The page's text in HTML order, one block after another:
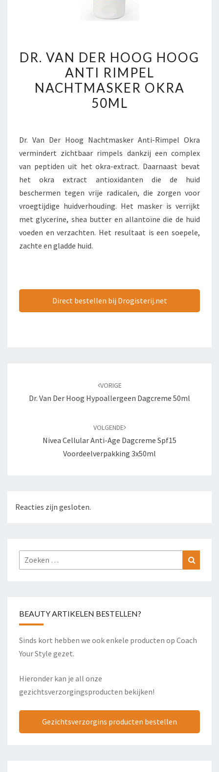
VAN
DER
HOOG
HOOG
NACHTMASKER
OKRA
50ML
DR. VAN DER HOOG HOOG
ANTI RIMPEL
NACHTMASKER OKRA
50ML
Dr. Van Der Hoog Nachtmasker Anti-Rimpel Okra
vermindert zichtbaar rimpels dankzij een complex
van peptiden uit het okra-extract. Daarnaast bevat
het okra extract antioxidanten die de huid
beschermen tegen vrije radicalen, die zorgen voor
vroegtijdige huidverhouding. Het masker is verrijkt
met glycerine, shea butter en allantoïne die de huid
voeden en verzachten. Het resultaat is een soepele,
zachte en gladde huid.
Direct bestellen bij Drogisterij.net
VORIGE
Dr. Van Der Hoog Hypoallergeen Dagcreme 50ml
VOLGENDE
Nivea Cellular Anti-Age Dagcreme Spf15
Voordeelverpakking 3x50ml
Reacties zijn gesloten.
Zoeken
naar:
BEAUTY ARTIKELEN BESTELLEN?
Sinds kort hebben we ook enkele producten op Coach
Your Style gezet.
Hieronder kan je all onze
gezichtsverzorgingsproducten bekijken!
Gezichtsverzorgins producten bestellen